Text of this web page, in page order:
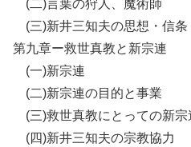
(二)言葉の狩人、魔術師
(三)新井三知夫の思想・信条
第九章ー救世真教と新宗連
(一)新宗連
(二)新宗連の目的と事業
(三)救世真教にとっての新宗
(四)新井三知夫の宗教協力